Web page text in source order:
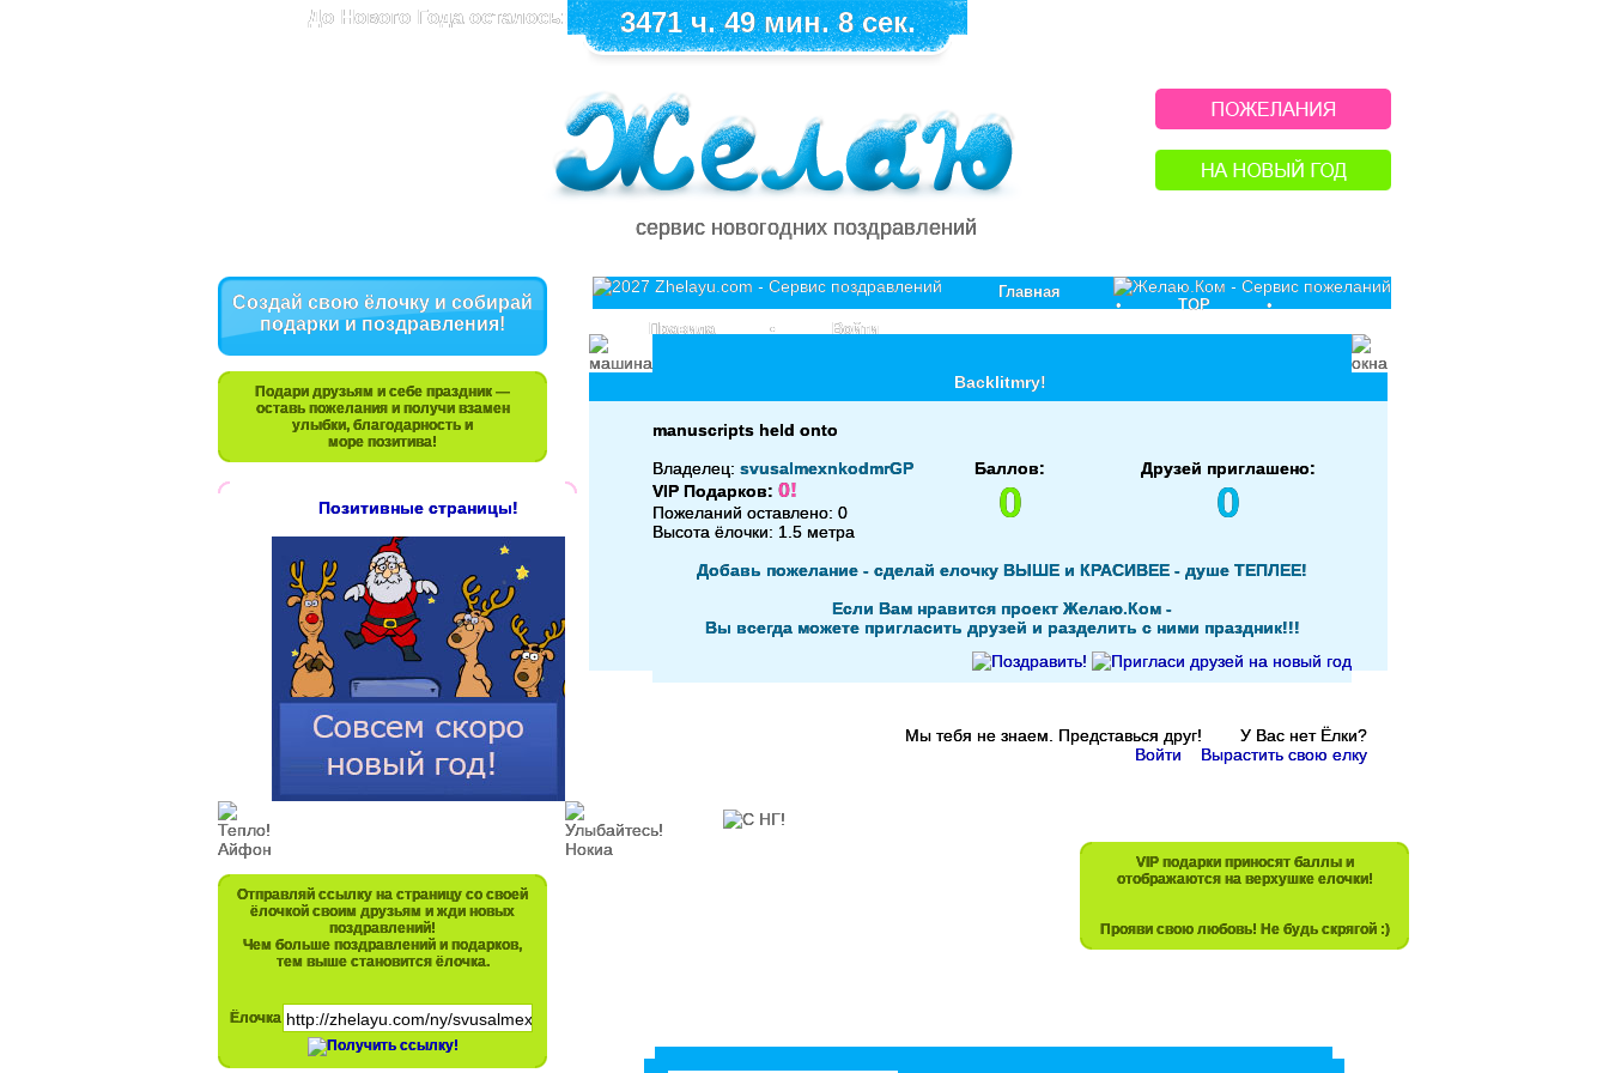
До Нового Года осталось: 3471 ч. 49 мин. 8 сек.
сервис новогодних поздравлений
Создай свою ёлочку и собирай
подарки и поздравления!
Подари друзьям и себе праздник —
оставь пожелания и получи взамен
улыбки, благодарность и
море позитива!
Позитивные страницы!
Отправляй ссылку на страницу со своей
ёлочкой своим друзьям и жди новых
поздравлений!
Чем больше поздравлений и подарков,
тем выше становится ёлочка.
Ёлочка
Главная
• TOP
•
Правила
• Войти
Backlitmry!
manuscripts held onto
Владелец: svusalmexnkodmrGP
VIP Подарков: 0!
Пожеланий оставлено: 0
Высота ёлочки: 1.5 метра
Баллов:
0
Друзей приглашено:
0
Добавь пожелание - сделай елочку ВЫШЕ и КРАСИВЕЕ - душе ТЕПЛЕЕ!
Если Вам нравится проект Желаю.Ком -
Вы всегда можете пригласить друзей и разделить с ними праздник!!!
VIP подарки приносят баллы и
отображаются на верхушке елочки!
Прояви свою любовь! Не будь скрягой :)
Мы тебя не знаем. Представься друг! У Вас нет Ёлки?
Войти
Вырастить свою елку